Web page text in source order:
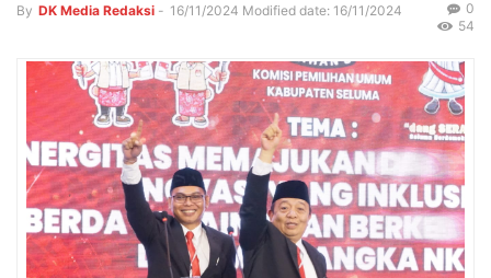
By DK Media Redaksi - 16/11/2024 Modified date: 16/11/2024
0
54